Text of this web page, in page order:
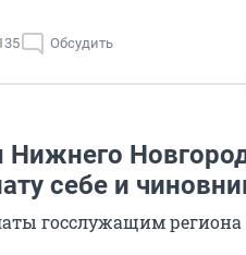
Обсудить
себе и
госслужащим региона